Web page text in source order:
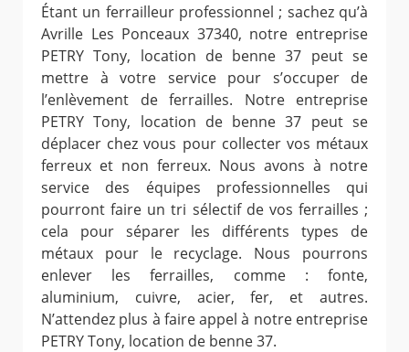
Étant un ferrailleur professionnel ; sachez qu’à
Avrille Les Ponceaux 37340, notre entreprise
PETRY Tony, location de benne 37 peut se
mettre à votre service pour s’occuper de
l’enlèvement de ferrailles. Notre entreprise
PETRY Tony, location de benne 37 peut se
déplacer chez vous pour collecter vos métaux
ferreux et non ferreux. Nous avons à notre
service des équipes professionnelles qui
pourront faire un tri sélectif de vos ferrailles ;
cela pour séparer les différents types de
métaux pour le recyclage. Nous pourrons
enlever les ferrailles, comme : fonte,
aluminium, cuivre, acier, fer, et autres.
N’attendez plus à faire appel à notre entreprise
PETRY Tony, location de benne 37.